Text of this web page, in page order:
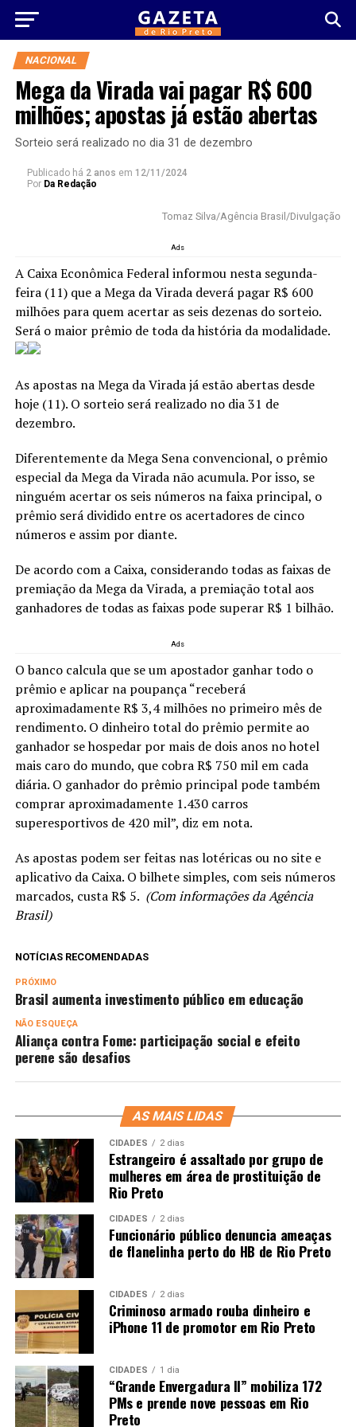
NACIONAL
Mega da Virada vai pagar R$ 600
milhões; apostas já estão abertas
Sorteio será realizado no dia 31 de dezembro
Publicado há 2 anos em 12/11/2024
Por Da Redação
Tomaz Silva/Agência Brasil/Divulgação
Ads
A Caixa Econômica Federal informou nesta segunda-
feira (11) que a Mega da Virada deverá pagar R$ 600
milhões para quem acertar as seis dezenas do sorteio.
Será o maior prêmio de toda da história da modalidade.
As apostas na Mega da Virada já estão abertas desde
hoje (11). O sorteio será realizado no dia 31 de
dezembro.
Diferentemente da Mega Sena convencional, o prêmio
especial da Mega da Virada não acumula. Por isso, se
ninguém acertar os seis números na faixa principal, o
prêmio será dividido entre os acertadores de cinco
números e assim por diante.
De acordo com a Caixa, considerando todas as faixas de
premiação da Mega da Virada, a premiação total aos
ganhadores de todas as faixas pode superar R$ 1 bilhão.
Ads
O banco calcula que se um apostador ganhar todo o
prêmio e aplicar na poupança “receberá
aproximadamente R$ 3,4 milhões no primeiro mês de
rendimento. O dinheiro total do prêmio permite ao
ganhador se hospedar por mais de dois anos no hotel
mais caro do mundo, que cobra R$ 750 mil em cada
diária. O ganhador do prêmio principal pode também
comprar aproximadamente 1.430 carros
superesportivos de 420 mil”, diz em nota.
As apostas podem ser feitas nas lotéricas ou no site e
aplicativo da Caixa. O bilhete simples, com seis números
marcados, custa R$ 5. (Com informações da Agência
Brasil)
NOTÍCIAS RECOMENDADAS
PRÓXIMO
Brasil aumenta investimento público em educação
NÃO ESQUEÇA
Aliança contra Fome: participação social e efeito
perene são desafios
AS MAIS LIDAS
CIDADES 2 dias
Estrangeiro é assaltado por grupo de
mulheres em área de prostituição de
Rio Preto
CIDADES 2 dias
Funcionário público denuncia ameaças
de flanelinha perto do HB de Rio Preto
CIDADES 2 dias
Criminoso armado rouba dinheiro e
iPhone 11 de promotor em Rio Preto
CIDADES 1 dia
“Grande Envergadura II” mobiliza 172
PMs e prende nove pessoas em Rio
Preto